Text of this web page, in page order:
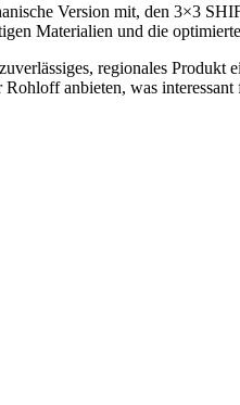
Version mit, den 3×3
Materialien und die
regionales
anbieten, was